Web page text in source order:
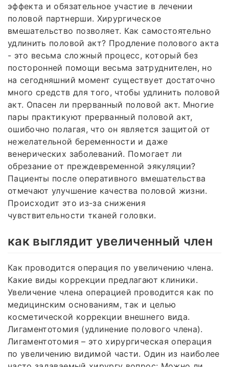
эффекта и обязательное участие в лечении
половой партнерши. Хирургическое
вмешательство позволяет. Как самостоятельно
удлинить половой акт? Продление полового акта
- это весьма сложный процесс, который без
посторонней помощи весьма затруднителен, но
на сегодняшний момент существует достаточно
много средств для того, чтобы удлинить половой
акт. Опасен ли прерванный половой акт. Многие
пары практикуют прерванный половой акт,
ошибочно полагая, что он является защитой от
нежелательной беременности и даже
венерических заболеваний. Помогает ли
обрезание от преждевременной эякуляции?
Пациенты после оперативного вмешательства
отмечают улучшение качества половой жизни.
Происходит это из-за снижения
чувствительности тканей головки.
как выглядит увеличенный член
Как проводится операция по увеличению члена.
Какие виды коррекции предлагают клиники.
Увеличение члена операцией проводится как по
медицинским основаниям, так и целью
косметической коррекции внешнего вида.
Лигаментотомия (удлинение полового члена).
Лигаментотомия – это хирургическая операция
по увеличению видимой части. Один из наиболее